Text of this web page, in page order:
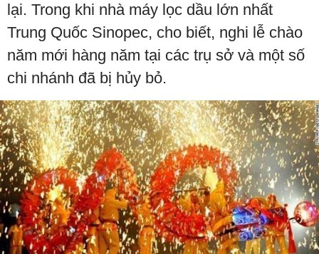
lại. Trong khi nhà máy lọc dầu lớn nhất
Trung Quốc Sinopec, cho biết, nghi lễ chào
năm mới hàng năm tại các trụ sở và một số
chi nhánh đã bị hủy bỏ.